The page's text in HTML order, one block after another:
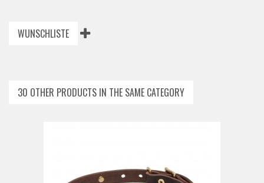
WUNSCHLISTE
30 OTHER PRODUCTS IN THE SAME CATEGORY